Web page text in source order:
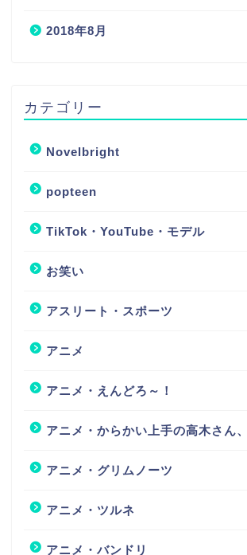
2018年8月
カテゴリー
Novelbright
popteen
TikTok・YouTube・モデル
お笑い
アスリート・スポーツ
アニメ
アニメ・えんどろ～！
アニメ・からかい上手の高木さん
アニメ・グリムノーツ
アニメ・ツルネ
アニメ・バンドリ